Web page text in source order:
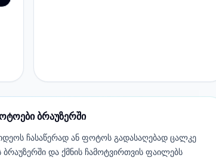
ბრაუზერში
ჩასაწერად ან ფოტოს გადასაღებად ცალკე
ბრაუზერში და ქმნის ჩამოტვირთვის ფაილებს